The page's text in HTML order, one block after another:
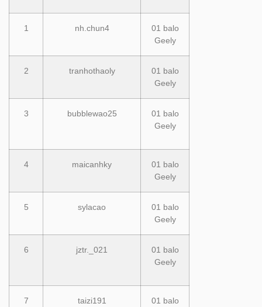
1 nh.chun4
01 balo
Geely
2 tranhothaoly
01 balo
Geely
3 bubblewao25
01 balo
Geely
4 maicanhky
01 balo
Geely
5 sylacao
01 balo
Geely
6 jztr._021
01 balo
Geely
7 taizi191
01 balo